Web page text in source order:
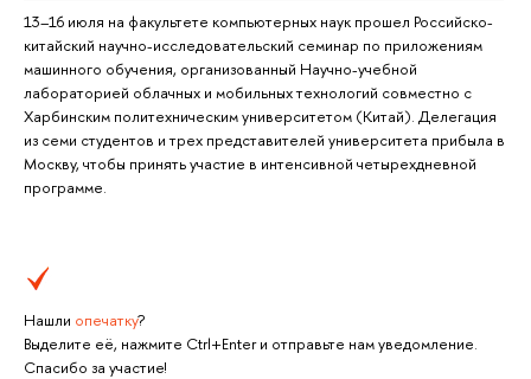
13–16 июля на факультете компьютерных наук прошел Российско-
китайский научно-исследовательский семинар по приложениям
машинного обучения, организованный Научно-учебной
лабораторией облачных и мобильных технологий совместно с
Харбинским политехническим университетом (Китай). Делегация
из семи студентов и трех представителей университета прибыла в
Москву, чтобы принять участие в интенсивной четырехдневной
программе.
Нашли опечатку?
Выделите её, нажмите Ctrl+Enter и отправьте нам уведомление.
Спасибо за участие!